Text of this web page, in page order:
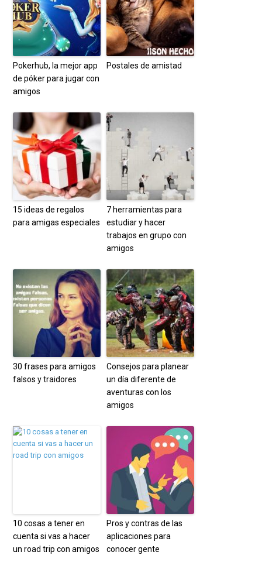
Pokerhub, la mejor app
de póker para jugar con
amigos
Postales de amistad
15 ideas de regalos
para amigas especiales
7 herramientas para
estudiar y hacer
trabajos en grupo con
amigos
30 frases para amigos
falsos y traidores
Consejos para planear
un día diferente de
aventuras con los
amigos
10 cosas a tener en
cuenta si vas a hacer
un road trip con amigos
Pros y contras de las
aplicaciones para
conocer gente